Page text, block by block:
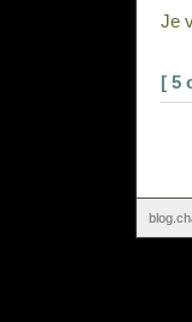
Je
[ 5